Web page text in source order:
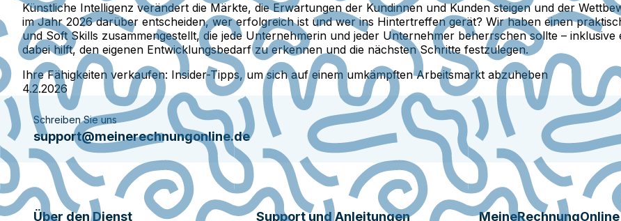
Künstliche Intelligenz verändert die Märkte, die Erwartungen der Kundinnen und Kunden steigen und der
im Jahr 2026 darüber entscheiden, wer erfolgreich ist und wer ins Hintertreffen gerät? Wir haben einen
und Soft Skills zusammengestellt, die jede Unternehmerin und jeder Unternehmer beherrschen sollte –
dabei hilft, den eigenen Entwicklungsbedarf zu erkennen und die nächsten Schritte festzulegen.
Ihre Fähigkeiten verkaufen: Insider-Tipps, um sich auf einem umkämpften Arbeitsmarkt abzuheben
4.2.2026
Schreiben Sie uns
support@meinerechnungonline.de
Über den Dienst Support und Anleitungen MeineRechnungOnline